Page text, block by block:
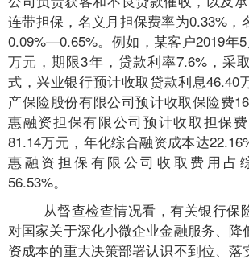
连带担保，名义月担保费率为0.33%，
0.09%—0.65%。例如，某客户2019年
万元，期限3年，贷款利率7.6%，采
式，兴业银行预计收取贷款利息46.40
产保险股份有限公司预计收取保险费
惠融资担保有限公司预计收取担保
81.14万元，年化综合融资成本达
惠融资担保有限公司收取费用占
56.53%。
从督查检查情况看，有关银行保
对国家关于深化小微企业金融服务、降
资成本的重大决策部署认识不到位、落